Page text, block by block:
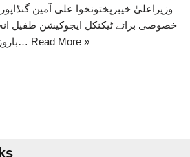
وزیراعلیٰ خیبرپختونخوا علی آمین
خصوصی برائے ٹیکنکل ایجوکیشن طفیل
باروزگار بنانے کا مشن کامیابی… Read More »